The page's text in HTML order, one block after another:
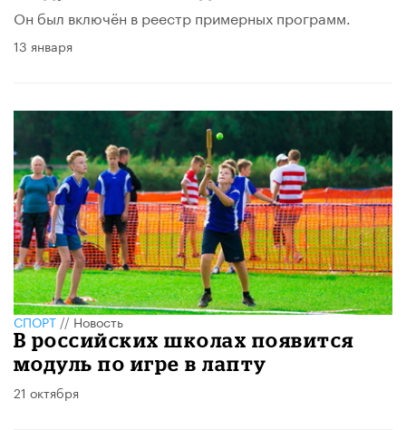
Он был включён в реестр примерных программ.
13 января
СПОРТ//Новость
В российских школах появится
модуль по игре в лапту
21 октября